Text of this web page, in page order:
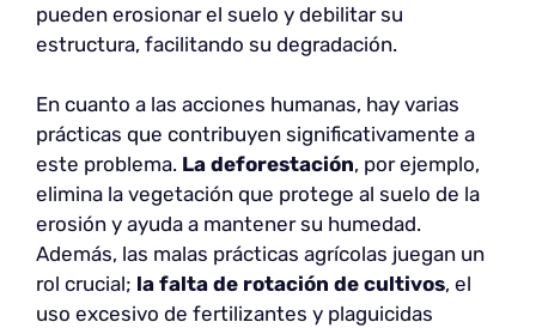
pueden erosionar el suelo y debilitar su
estructura, facilitando su degradación.
En cuanto a las acciones humanas, hay varias
prácticas que contribuyen significativamente a
este problema. La deforestación, por ejemplo,
elimina la vegetación que protege al suelo de la
erosión y ayuda a mantener su humedad.
Además, las malas prácticas agrícolas juegan un
rol crucial; la falta de rotación de cultivos, el
uso excesivo de fertilizantes y plaguicidas